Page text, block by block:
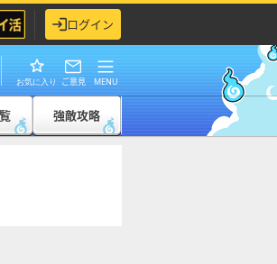
ログイン
お気に入り ご意見 MENU
強敵攻略